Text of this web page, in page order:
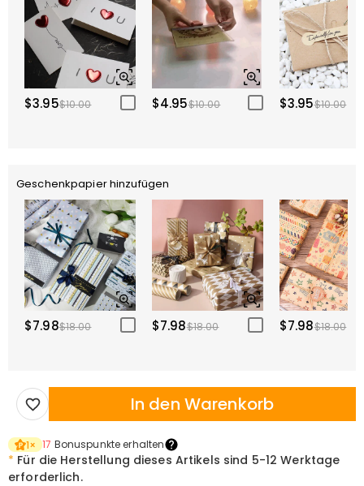
$3.95$10.00 $4.95$10.00 $3.95$10.00
Geschenkpapier hinzufügen
$7.98$18.00 $7.98$18.00 $7.98$18.00
In den Warenkorb
1× 17 Bonuspunkte erhalten
* Für die Herstellung dieses Artikels sind 5-12 Werktage
erforderlich.